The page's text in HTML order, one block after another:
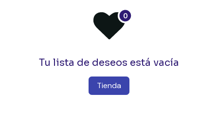
Tu lista de deseos está vacía
Tienda